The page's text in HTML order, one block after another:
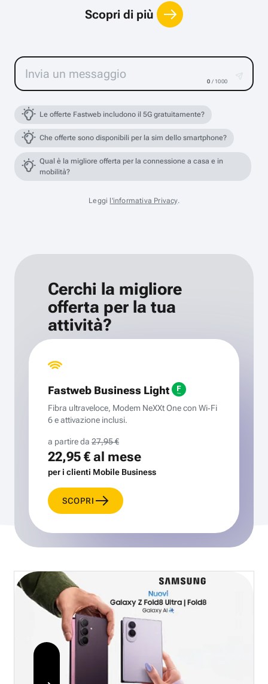
Scopri di più
0 / 1000
Le offerte Fastweb includono il 5G gratuitamente?
Che offerte sono disponibili per la sim dello smartphone?
Qual è la migliore offerta per la connessione a casa e in
mobilità?
Leggi l'informativa Privacy.
Cerchi la migliore
offerta per la tua
attività?
Fastweb Business Light
Fibra ultraveloce, Modem NeXXt One con Wi‑Fi
6 e attivazione inclusi.
a partire da 27,95 €
22,95 €al mese
per i clienti Mobile Business
SCOPRI